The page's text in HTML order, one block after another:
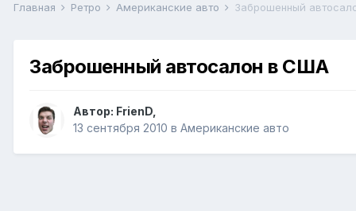
Главная Ретро Американские авто Заброшенный
Заброшенный автосалон в США
Автор: FrienD
13 сентября 2010 в Американские авто